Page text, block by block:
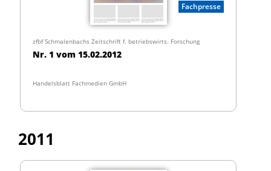
Fachpresse
zfbf Schmalenbachs Zeitschrift f. betriebswirts. Forschung
Nr. 1 vom 15.02.2012
Handelsblatt Fachmedien GmbH
2011